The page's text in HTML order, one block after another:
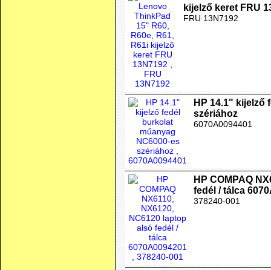
kijelző keret FRU
FRU 13N7192
HP 14.1" kijelző
szériához
6070A0094401
HP COMPAQ
fedél / tálca
378240-001